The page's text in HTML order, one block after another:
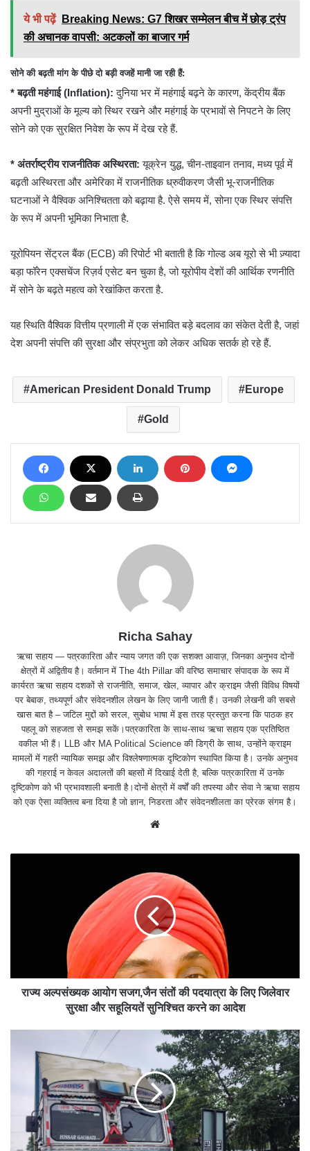
ये भी पढ़ें
Breaking News: G7 शिखर सम्मेलन बीच में छोड़ ट्रंप
की अचानक वापसी: अटकलों का बाजार गर्म
सोने की बढ़ती मांग के पीछे दो बड़ी वजहें मानी जा रही हैं:
* बढ़ती महंगाई (Inflation): दुनिया भर में महंगाई बढ़ने के कारण, केंद्रीय बैंक
अपनी मुद्राओं के मूल्य को स्थिर रखने और महंगाई के प्रभावों से निपटने के लिए
सोने को एक सुरक्षित निवेश के रूप में देख रहे हैं.
* अंतर्राष्ट्रीय राजनीतिक अस्थिरता: यूक्रेन युद्ध, चीन-ताइवान तनाव, मध्य पूर्व में
बढ़ती अस्थिरता और अमेरिका में राजनीतिक ध्रुवीकरण जैसी भू-राजनीतिक
घटनाओं ने वैश्विक अनिश्चितता को बढ़ाया है. ऐसे समय में, सोना एक स्थिर संपत्ति
के रूप में अपनी भूमिका निभाता है.
यूरोपियन सेंट्रल बैंक (ECB) की रिपोर्ट भी बताती है कि गोल्ड अब यूरो से भी ज़्यादा
बड़ा फॉरेन एक्सचेंज रिज़र्व एसेट बन चुका है, जो यूरोपीय देशों की आर्थिक रणनीति
में सोने के बढ़ते महत्व को रेखांकित करता है.
यह स्थिति वैश्विक वित्तीय प्रणाली में एक संभावित बड़े बदलाव का संकेत देती है, जहां
देश अपनी संपत्ति की सुरक्षा और संप्रभुता को लेकर अधिक सतर्क हो रहे हैं.
American President Donald Trump Europe
Gold
Richa Sahay
ऋचा सहाय — पत्रकारिता और न्याय जगत की एक सशक्त आवाज़, जिनका अनुभव दोनों
क्षेत्रों में अद्वितीय है। वर्तमान में The 4th Pillar की वरिष्ठ समाचार संपादक के रूप में
कार्यरत ऋचा सहाय दशकों से राजनीति, समाज, खेल, व्यापार और क्राइम जैसी विविध विषयों
पर बेबाक, तथ्यपूर्ण और संवेदनशील लेखन के लिए जानी जाती हैं। उनकी लेखनी की सबसे
खास बात है – जटिल मुद्दों को सरल, सुबोध भाषा में इस तरह प्रस्तुत करना कि पाठक हर
पहलू को सहजता से समझ सकें।पत्रकारिता के साथ-साथ ऋचा सहाय एक प्रतिष्ठित
वकील भी हैं। LLB और MA Political Science की डिग्री के साथ, उन्होंने क्राइम
मामलों में गहरी न्यायिक समझ और विश्लेषणात्मक दृष्टिकोण स्थापित किया है। उनके अनुभव
की गहराई न केवल अदालतों की बहसों में दिखाई देती है, बल्कि पत्रकारिता में उनके
दृष्टिकोण को भी प्रभावशाली बनाती है।दोनों क्षेत्रों में वर्षों की तपस्या और सेवा ने ऋचा सहाय
को एक ऐसा व्यक्तित्व बना दिया है जो ज्ञान, निडरता और संवेदनशीलता का प्रेरक संगम है।
e
राज्य अल्पसंख्यक आयोग सजग,जैन संतों की पदयात्रा के लिए जिलेवार
सुरक्षा और सहूलियतें सुनिश्चित करने का आदेश